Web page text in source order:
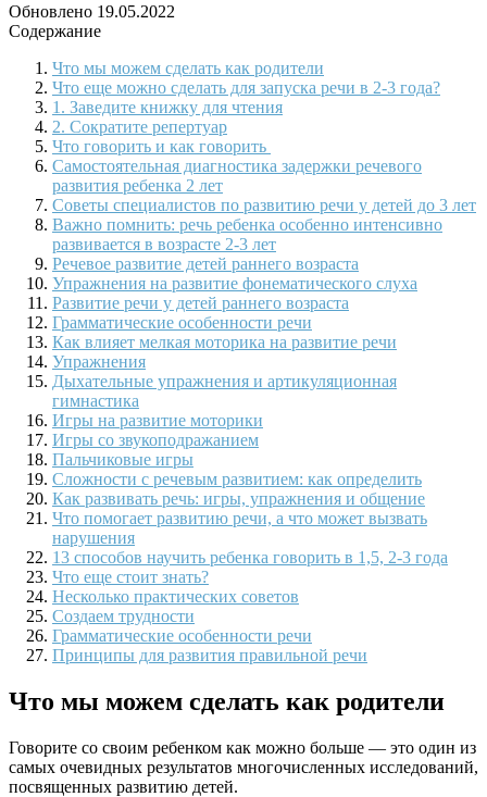
Обновлено 19.05.2022
Содержание
Что мы можем сделать как родители
Что еще можно сделать для запуска речи в 2-3 года?
1. Заведите книжку для чтения
2. Сократите репертуар
Что говорить и как говорить
Самостоятельная диагностика задержки речевого
развития ребенка 2 лет
Советы специалистов по развитию речи у детей до 3 лет
Важно помнить: речь ребенка особенно интенсивно
развивается в возрасте 2-3 лет
Речевое развитие детей раннего возраста
Упражнения на развитие фонематического слуха
Развитие речи у детей раннего возраста
Грамматические особенности речи
Как влияет мелкая моторика на развитие речи
Упражнения
Дыхательные упражнения и артикуляционная
гимнастика
Игры на развитие моторики
Игры со звукоподражанием
Пальчиковые игры
Сложности с речевым развитием: как определить
Как развивать речь: игры, упражнения и общение
Что помогает развитию речи, а что может вызвать
нарушения
13 способов научить ребенка говорить в 1,5, 2-3 года
Что еще стоит знать?
Несколько практических советов
Создаем трудности
Грамматические особенности речи
Принципы для развития правильной речи
Что мы можем сделать как родители
Говорите со своим ребенком как можно больше — это один из
самых очевидных результатов многочисленных исследований,
посвященных развитию детей.